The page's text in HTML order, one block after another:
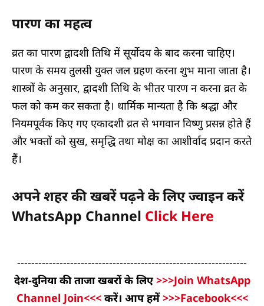
पारण का महत्व
व्रत का पारण द्वादशी तिथि में सूर्योदय के बाद करना चाहिए।
पारण के समय तुलसी युक्त जल ग्रहण करना शुभ माना जाता है।
शास्त्रों के अनुसार, द्वादशी तिथि के भीतर पारण न करना व्रत के
फल को कम कर सकता है। धार्मिक मान्यता है कि श्रद्धा और
नियमपूर्वक किए गए एकादशी व्रत से भगवान विष्णु प्रसन्न होते हैं
और भक्तों को सुख, समृद्धि तथा मोक्ष का आशीर्वाद प्रदान करते
हैं।
अपने शहर की खबरें पढ़ने के लिए ज्वाइन करें
WhatsApp Channel Click Here
-----------------------------------------------------------------
देश-दुनिया की ताजा खबरों के लिए>>>Join WhatsApp
Channel Join<<< करें। आप हमें>>>Facebook<<<